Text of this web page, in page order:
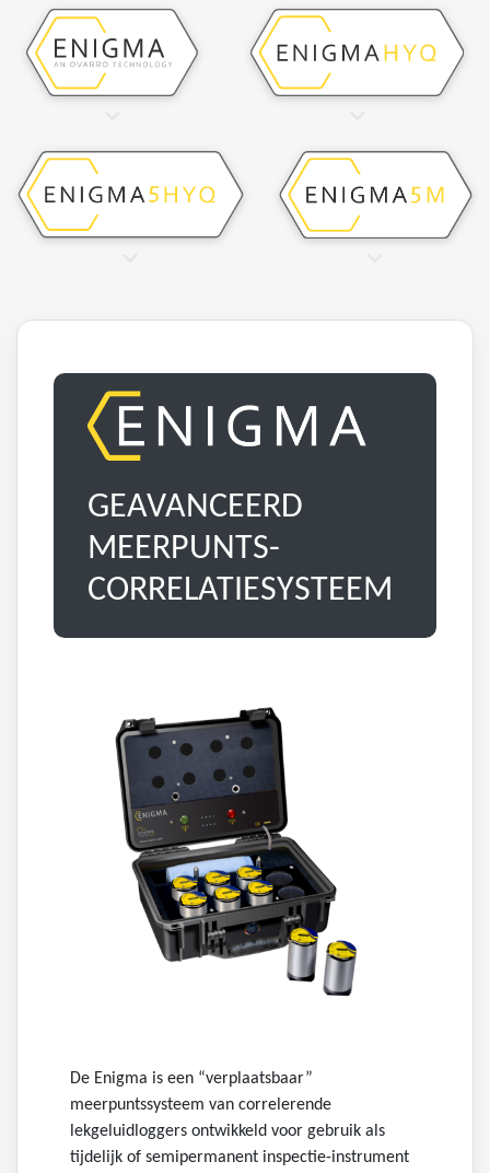
GEAVANCEERD
MEERPUNTS-
CORRELATIESYSTEEM
De Enigma is een “verplaatsbaar”
meerpuntssysteem van correlerende
lekgeluidloggers ontwikkeld voor gebruik als
tijdelijk of semipermanent inspectie-instrument